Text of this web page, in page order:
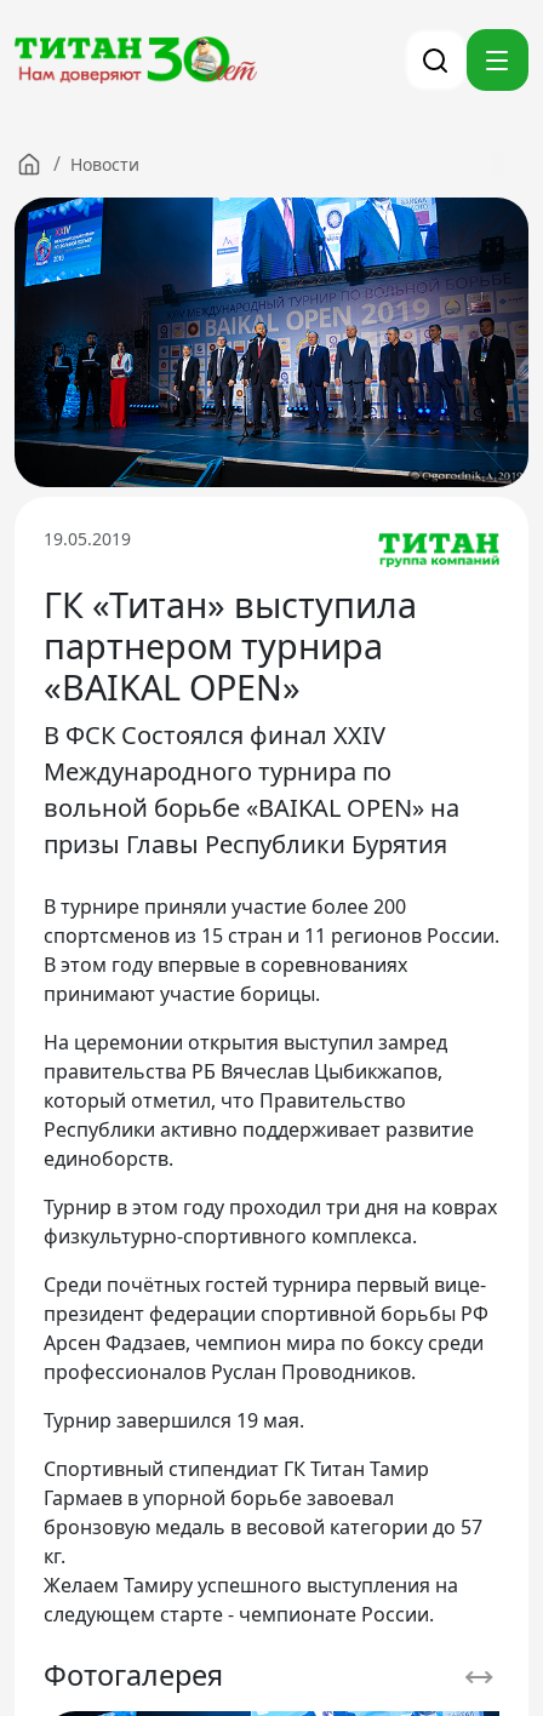
Компания
Партнерам
Тендеры
Вакансии
Новости
Контакты
Версия для слабовидящих
Телефон доверия
/ Новости
19.05.2019
ГК «Титан» выступила
партнером турнира
«BAIKAL OPEN»
В ФСК Состоялся финал XXIV
Международного турнира по
вольной борьбе «BAIKAL OPEN» на
призы Главы Республики Бурятия
В турнире приняли участие более 200
спортсменов из 15 стран и 11 регионов России.
В этом году впервые в соревнованиях
принимают участие борицы.
На церемонии открытия выступил замред
правительства РБ Вячеслав Цыбикжапов,
который отметил, что Правительство
Республики активно поддерживает развитие
единоборств.
Турнир в этом году проходил три дня на коврах
физкультурно-спортивного комплекса.
Среди почётных гостей турнира первый вице-
президент федерации спортивной борьбы РФ
Арсен Фадзаев, чемпион мира по боксу среди
профессионалов Руслан Проводников.
Турнир завершился 19 мая.
Спортивный стипендиат ГК Титан Тамир
Гармаев в упорной борьбе завоевал
бронзовую медаль в весовой категории до 57
кг.
Желаем Тамиру успешного выступления на
следующем старте - чемпионате России.
Фотогалерея